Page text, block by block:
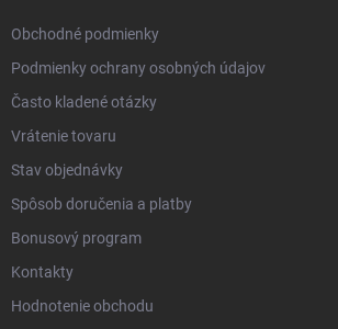
Obchodné podmienky
Podmienky ochrany osobných údajov
Často kladené otázky
Vrátenie tovaru
Stav objednávky
Spôsob doručenia a platby
Bonusový program
Kontakty
Hodnotenie obchodu